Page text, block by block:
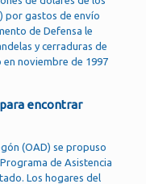
por gastos de envío
de Defensa le
y cerraduras de
en noviembre de 1997
encontrar
(OAD) se propuso
de Asistencia
Los hogares del